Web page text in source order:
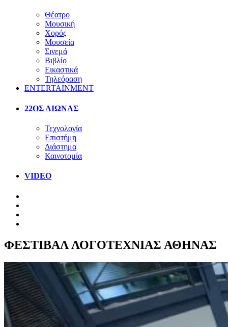
Θέατρο
Μουσική
Χορός
Μουσεία
Σινεμά
Βιβλίο
Εικαστικά
Τηλεόραση
ENTERTAINMENT
22ΟΣ ΑΙΩΝΑΣ
Τεχνολογία
Επιστήμη
Διάστημα
Καινοτομία
VIDEO
ΦΕΣΤΙΒΑΛ ΛΟΓΟΤΕΧΝΙΑΣ ΑΘΗΝΑΣ